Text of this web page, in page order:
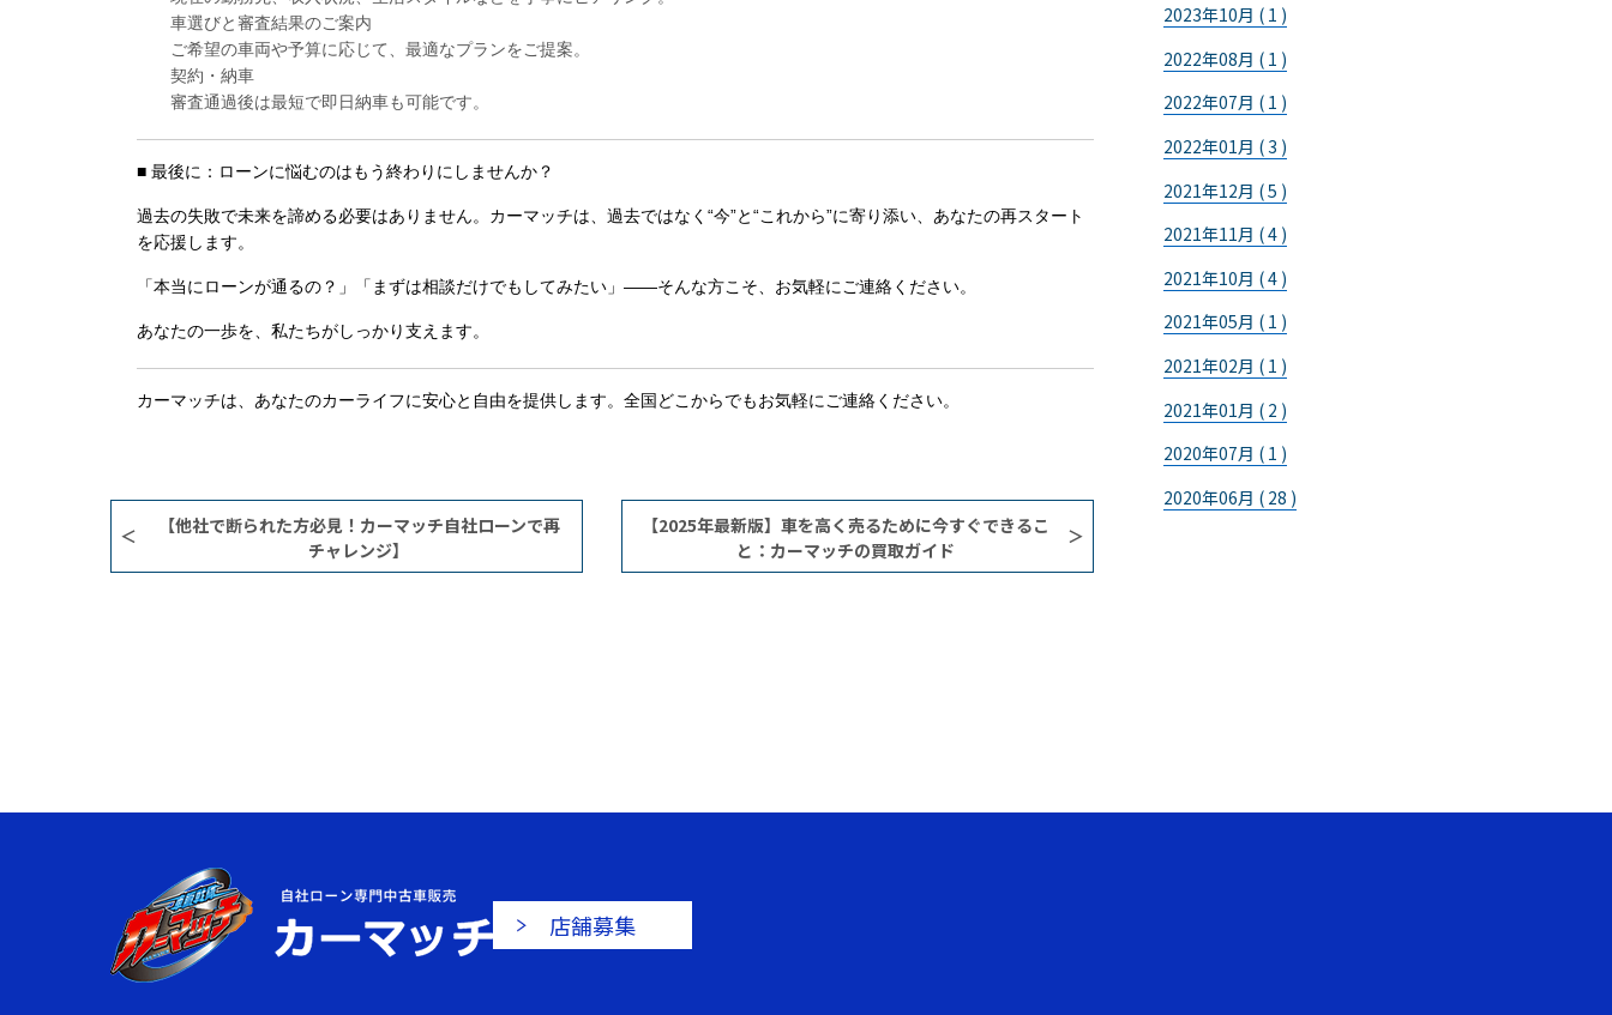
車選びと審査結果のご案内
ご希望の車両や予算に応じて、最適なプランをご提案。
契約・納車
審査通過後は最短で即日納車も可能です。
■ 最後に：ローンに悩むのはもう終わりにしませんか？
過去の失敗で未来を諦める必要はありません。カーマッチは、過去ではなく“今”と“これから”に寄り添い、あなたの再スタート
を応援します。
「本当にローンが通るの？」「まずは相談だけでもしてみたい」——そんな方こそ、お気軽にご連絡ください。
あなたの一歩を、私たちがしっかり支えます。
カーマッチは、あなたのカーライフに安心と自由を提供します。全国どこからでもお気軽にご連絡ください。
【他社で断られた方必見！カーマッチ自社ローンで再
チャレンジ】
​​【2025年最新版】車を高く売るために今すぐできるこ
と：カーマッチの買取ガイド
2023年10月 ( 1 )
2022年08月 ( 1 )
2022年07月 ( 1 )
2022年01月 ( 3 )
2021年12月 ( 5 )
2021年11月 ( 4 )
2021年10月 ( 4 )
2021年05月 ( 1 )
2021年02月 ( 1 )
2021年01月 ( 2 )
2020年07月 ( 1 )
2020年06月 ( 28 )
店舗募集